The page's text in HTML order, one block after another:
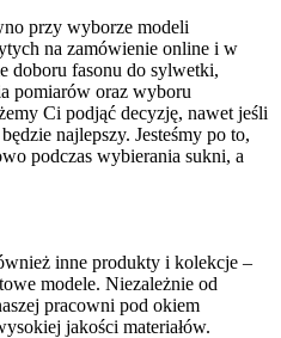
przy wyborze modeli
na zamówienie online i w
doboru fasonu do sylwetki,
pomiarów oraz wyboru
Ci podjąć decyzję, nawet jeśli
najlepszy. Jesteśmy po to,
podczas wybierania sukni, a
inne produkty i kolekcje –
modele. Niezależnie od
pracowni pod okiem
jakości materiałów.